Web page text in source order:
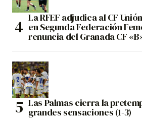
La RFEF adjudica al CF
en Segunda Federación
renuncia del Granada CF
Las Palmas cierra la
grandes sensaciones (1-3)